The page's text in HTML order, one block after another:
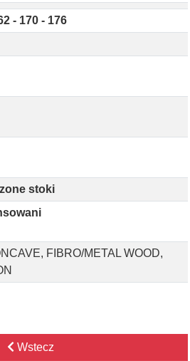
- 170 - 176
stoki
FIBRO/METAL WOOD,
Wstecz